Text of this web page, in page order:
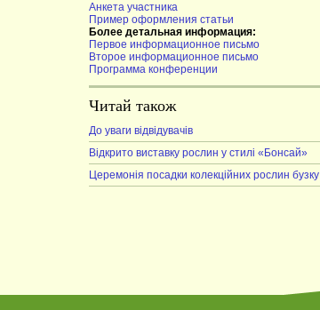
Анкета участника
Пример оформления статьи
Более детальная информация:
Первое информационное письмо
Второе информационное письмо
Программа конференции
Читай також
До уваги відвідувачів
Відкрито виставку рослин у стилі «Бонсай»
Церемонія посадки колекційних рослин бузку